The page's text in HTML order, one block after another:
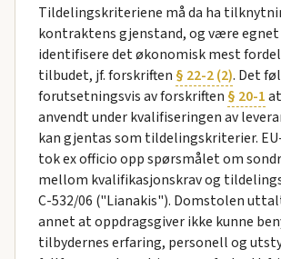
Tildelingskriteriene må da ha
kontraktens gjenstand, og være
identifisere det økonomisk mest
tilbudet, jf. forskriften § 22-2 (2). Det
forutsetningsvis av forskriften § 20-1
anvendt under kvalifiseringen av
kan gjentas som tildelingskriterier.
tok ex officio opp spørsmålet om
mellom kvalifikasjonskrav og
C-532/06 ("Lianakis"). Domstolen
annet at oppdragsgiver ikke kunne
tilbydernes erfaring, personell og